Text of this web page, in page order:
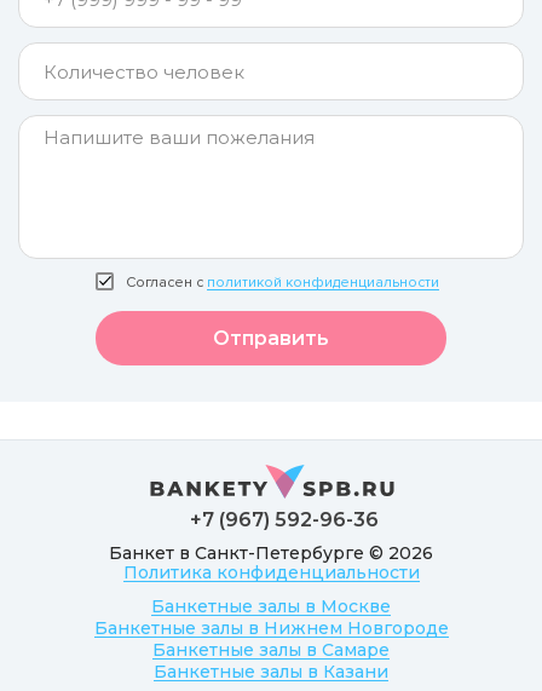
Согласен с политикой конфиденциальности
Отправить
Банкет в Санкт-Петербурге © 2026
Политика конфиденциальности
Банкетные залы в Москве
Банкетные залы в Нижнем Новгороде
Банкетные залы в Самаре
Банкетные залы в Казани
+7 (967) 592-96-36